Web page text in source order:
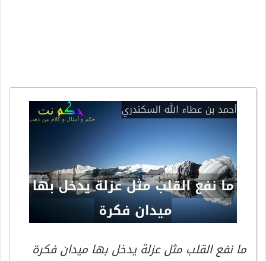
ما نفع القلب مثل عزلة يدخل بها ميدان فكرة